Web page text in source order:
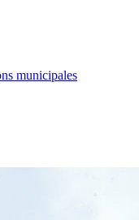
municipales